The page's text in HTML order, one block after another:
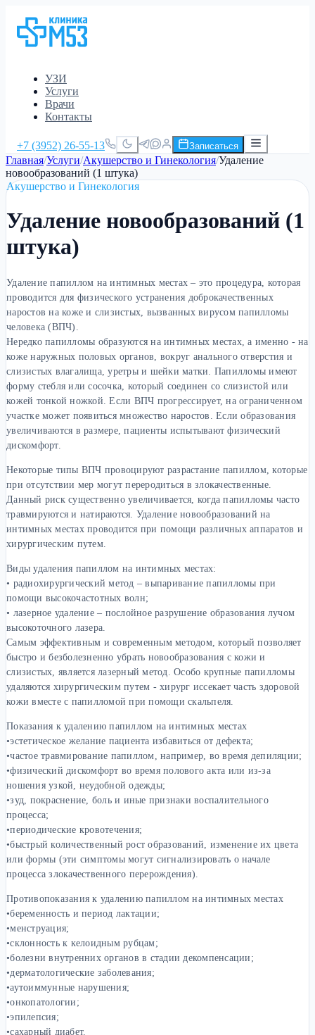
УЗИ
Услуги
Врачи
Контакты
+7 (3952) 26-55-13 Записаться
Главная/Услуги/Акушерство и Гинекология/Удаление
новообразований (1 штука)
Акушерство и Гинекология
Удаление новообразований (1
штука)
Удаление папиллом на интимных местах – это процедура, которая
проводится для физического устранения доброкачественных
наростов на коже и слизистых, вызванных вирусом папилломы
человека (ВПЧ).
Нередко папилломы образуются на интимных местах, а именно - на
коже наружных половых органов, вокруг анального отверстия и
слизистых влагалища, уретры и шейки матки. Папилломы имеют
форму стебля или сосочка, который соединен со слизистой или
кожей тонкой ножкой. Если ВПЧ прогрессирует, на ограниченном
участке может появиться множество наростов. Если образования
увеличиваются в размере, пациенты испытывают физический
дискомфорт.
Некоторые типы ВПЧ провоцируют разрастание папиллом, которые
при отсутствии мер могут переродиться в злокачественные.
Данный риск существенно увеличивается, когда папилломы часто
травмируются и натираются. Удаление новообразований на
интимных местах проводится при помощи различных аппаратов и
хирургическим путем.
Виды удаления папиллом на интимных местах:
• радиохирургический метод – выпаривание папилломы при
помощи высокочастотных волн;
• лазерное удаление – послойное разрушение образования лучом
высокоточного лазера.
Самым эффективным и современным методом, который позволяет
быстро и безболезненно убрать новообразования с кожи и
слизистых, является лазерный метод. Особо крупные папилломы
удаляются хирургическим путем - хирург иссекает часть здоровой
кожи вместе с папилломой при помощи скальпеля.
Показания к удалению папиллом на интимных местах
•эстетическое желание пациента избавиться от дефекта;
•частое травмирование папиллом, например, во время депиляции;
•физический дискомфорт во время полового акта или из-за
ношения узкой, неудобной одежды;
•зуд, покраснение, боль и иные признаки воспалительного
процесса;
•периодические кровотечения;
•быстрый количественный рост образований, изменение их цвета
или формы (эти симптомы могут сигнализировать о начале
процесса злокачественного перерождения).
Противопоказания к удалению папиллом на интимных местах
•беременность и период лактации;
•менструация;
•склонность к келоидным рубцам;
•болезни внутренних органов в стадии декомпенсации;
•дерматологические заболевания;
•аутоиммунные нарушения;
•онкопатологии;
•эпилепсия;
•сахарный диабет.